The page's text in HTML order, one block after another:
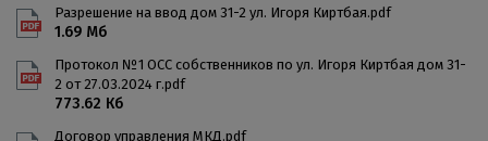
Разрешение на ввод дом 31-2 ул. Игоря Киртбая.pdf
1.69 Мб
Протокол №1 ОСС собственников по ул. Игоря Киртбая дом 31-
2 от 27.03.2024 г.pdf
773.62 Кб
Договор управления МКД.pdf